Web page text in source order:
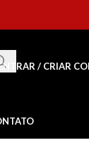
/ CRIAR